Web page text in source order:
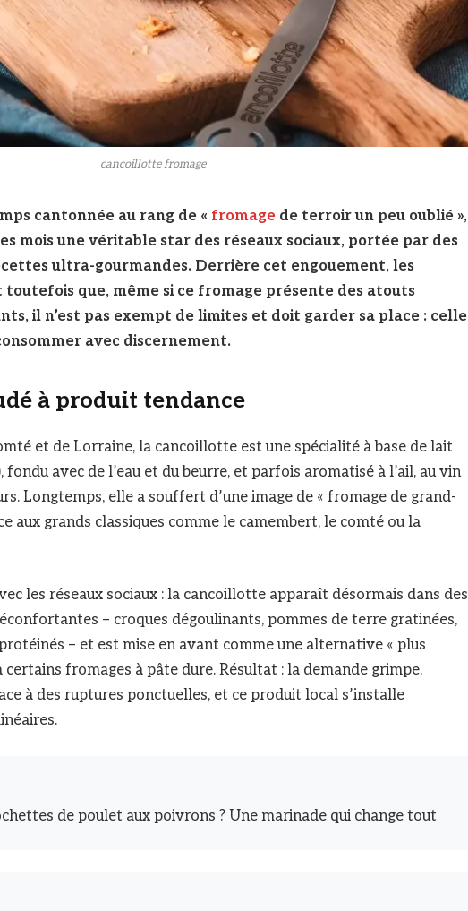
cancoillotte fromage
cantonnée au rang de « fromage de terroir un peu oublié »,
mois une véritable star des réseaux sociaux, portée par des
ultra-gourmandes. Derrière cet engouement, les
que, même si ce fromage présente des atouts
il n’est pas exempt de limites et doit garder sa place : celle
avec discernement.
à produit tendance
et de Lorraine, la cancoillotte est une spécialité à base de lait
avec de l’eau et du beurre, et parfois aromatisé à l’ail, au vin
Longtemps, elle a souffert d’une image de « fromage de grand-
aux grands classiques comme le camembert, le comté ou la
les réseaux sociaux : la cancoillotte apparaît désormais dans des
– croques dégoulinants, pommes de terre gratinées,
– et est mise en avant comme une alternative « plus
certains fromages à pâte dure. Résultat : la demande grimpe,
à des ruptures ponctuelles, et ce produit local s’installe
de poulet aux poivrons ? Une marinade qui change tout